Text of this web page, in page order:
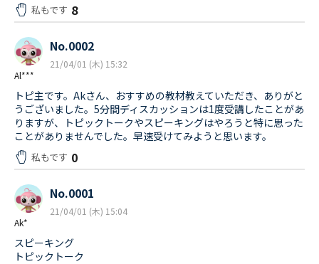
私もです 8
Al***
No.0002
21/04/01 (木) 15:32
トピ主です。Akさん、おすすめの教材教えていただき、ありがと
うございました。5分間ディスカッションは1度受講したことがあ
りますが、トピックトークやスピーキングはやろうと特に思った
ことがありませんでした。早速受けてみようと思います。
私もです 0
Ak*
No.0001
21/04/01 (木) 15:04
スピーキング
トピックトーク